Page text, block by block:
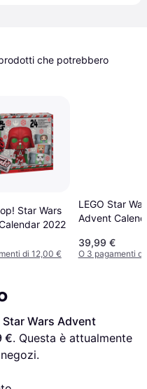
che potrebbero
Star Wars
2022
di 12,00 €
LEGO Star
Advent
39,99 €
O 3 pagamenti di
Star Wars Advent
€. Questa è attualmente
negozi.